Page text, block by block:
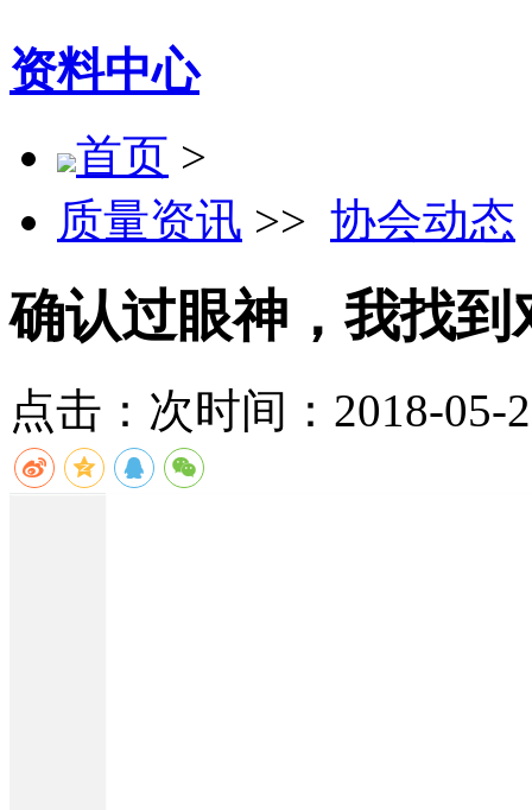
资料中心
首页 >
质量资讯 >> 协会动态
确认过眼神，我找到
点击： 次时间：2018-05-